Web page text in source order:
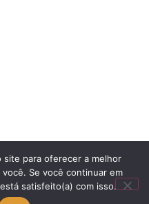
Empório. Todos os
site para oferecer a melhor
Se você continuar em
satisfeito(a) com isso.